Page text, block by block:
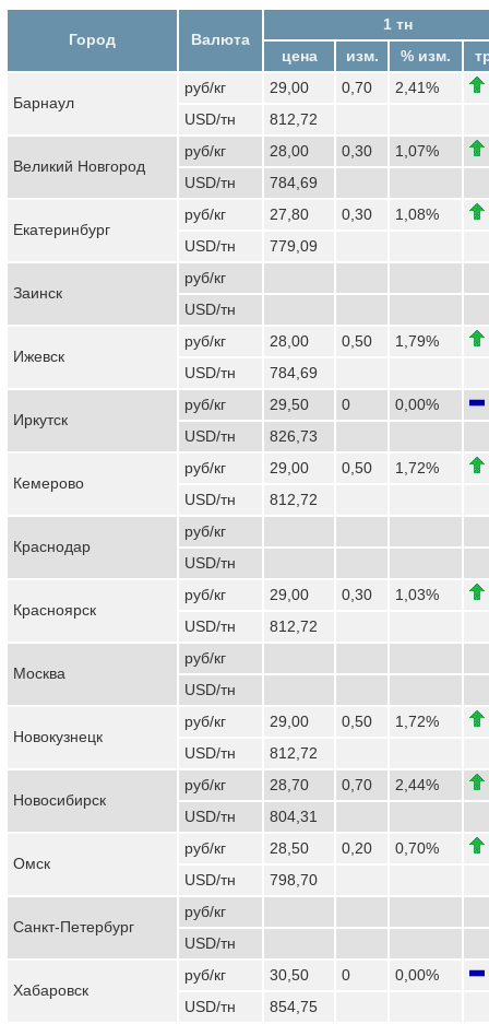
Город Валюта
1 тн
цена
изм. % изм.
Барнаул
руб/кг 29,00 0,70
2,41%
USD/тн
812,72
Великий Новгород
руб/кг 28,00 0,30
1,07%
USD/тн
784,69
Екатеринбург
руб/кг 27,80 0,30
1,08%
USD/тн
779,09
Заинск
руб/кг
USD/тн
Ижевск
руб/кг 28,00 0,50
1,79%
USD/тн
784,69
Иркутск
руб/кг 29,50 0
0,00%
USD/тн
826,73
Кемерово
руб/кг 29,00 0,50
1,72%
USD/тн
812,72
Краснодар
руб/кг
USD/тн
Красноярск
руб/кг 29,00 0,30
1,03%
USD/тн
812,72
Москва
руб/кг
USD/тн
Новокузнецк
руб/кг 29,00 0,50
1,72%
USD/тн
812,72
Новосибирск
руб/кг 28,70 0,70
2,44%
USD/тн
804,31
Омск
руб/кг 28,50 0,20
0,70%
USD/тн
798,70
Санкт-Петербург
руб/кг
USD/тн
Хабаровск
руб/кг 30,50 0
0,00%
USD/тн
854,75